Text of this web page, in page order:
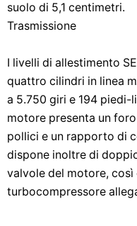
suolo di 5,1 centimetri.
Trasmissione
I livelli di allestimento
quattro cilindri in linea
a 5.750 giri e 194 piedi-
motore presenta un
pollici e un rapporto di
dispone inoltre di
valvole del motore, così
turbocompressore